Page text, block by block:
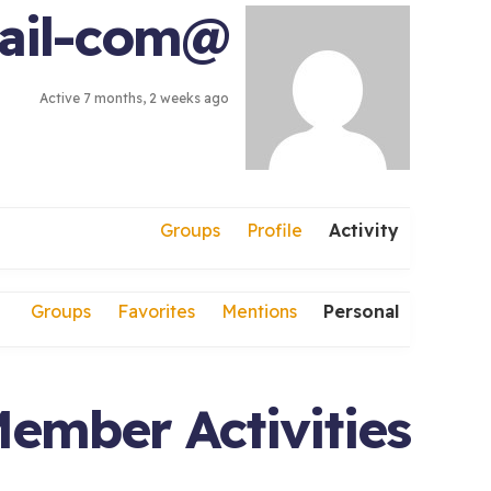
@omarramy962020gmail-com
Active 7 months, 2 weeks ago
Activity
Profile
Groups
Personal
Mentions
Favorites
Groups
Activities